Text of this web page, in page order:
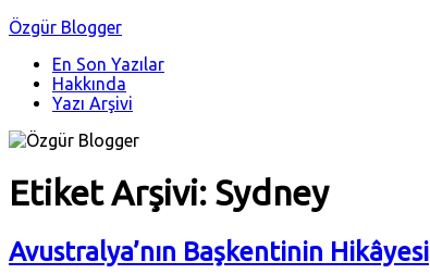
Özgür Blogger
En Son Yazılar
Hakkında
Yazı Arşivi
Etiket Arşivi: Sydney
Avustralya’nın Başkentinin Hikâyesi